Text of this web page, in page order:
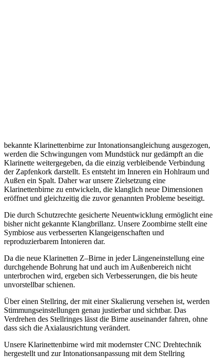
bekannte Klarinettenbirne zur Intonationsangleichung ausgezogen,
werden die Schwingungen vom Mundstück nur gedämpft an die
Klarinette weitergegeben, da die einzig verbleibende Verbindung
der Zapfenkork darstellt. Es entsteht im Inneren ein Hohlraum und
Außen ein Spalt. Daher war unsere Zielsetzung eine
Klarinettenbirne zu entwickeln, die klanglich neue Dimensionen
eröffnet und gleichzeitig die zuvor genannten Probleme beseitigt.
Die durch Schutzrechte gesicherte Neuentwicklung ermöglicht eine
bisher nicht gekannte Klangbrillanz. Unsere Zoombirne stellt eine
Symbiose aus verbesserten Klangeigenschaften und
reproduzierbarem Intonieren dar.
Da die neue Klarinetten Z–Birne in jeder Längeneinstellung eine
durchgehende Bohrung hat und auch im Außenbereich nicht
unterbrochen wird, ergeben sich Verbesserungen, die bis heute
unvorstellbar schienen.
Über einen Stellring, der mit einer Skalierung versehen ist, werden
Stimmungseinstellungen genau justierbar und sichtbar. Das
Verdrehen des Stellringes lässt die Birne auseinander fahren, ohne
dass sich die Axialausrichtung verändert.
Unsere Klarinettenbirne wird mit modernster CNC Drehtechnik
hergestellt und zur Intonationsanpassung mit dem Stellring